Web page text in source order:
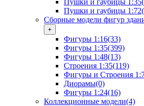
Пушки и гаубицы 1:35
Пушки и гаубицы 1:72
Сборные модели фигур
+
Фигуры 1:16(33)
Фигуры 1:35(399)
Фигуры 1:48(13)
Строения 1:35(119)
Фигуры и Строения
Диорамы(0)
Фигуры 1:24(16)
Коллекционные модели(4)